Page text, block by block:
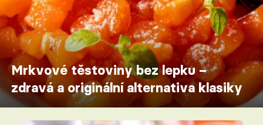
Mrkvové těstoviny bez lepku –
zdravá a originální alternativa klasiky